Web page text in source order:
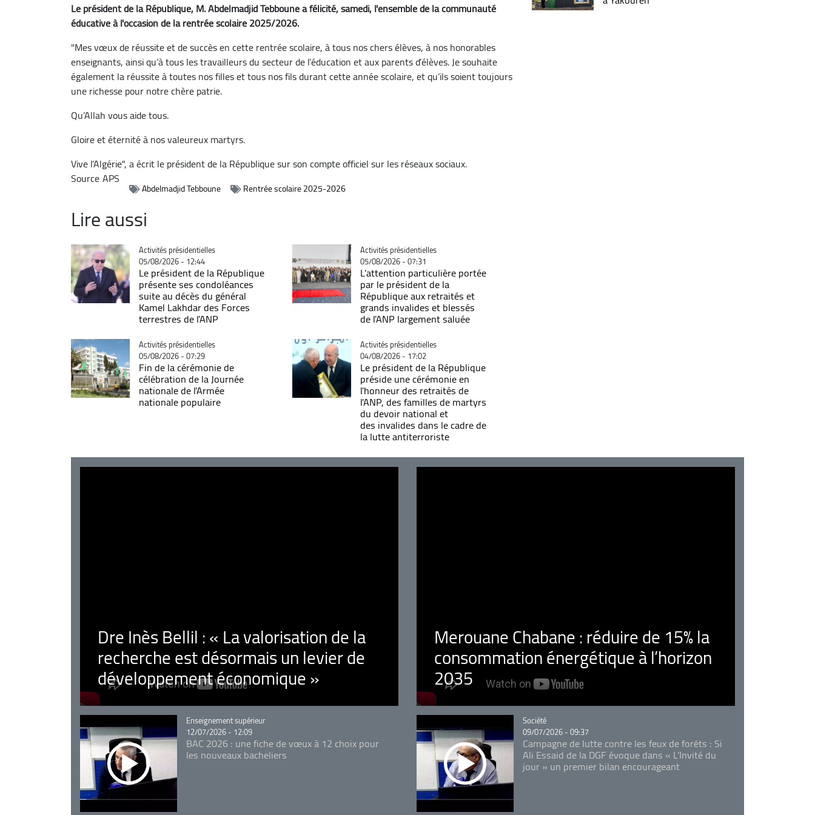
Le président de la République, M. Abdelmadjid Tebboune a félicité, samedi, l'ensemble de la communauté
éducative à l'occasion de la rentrée scolaire 2025/2026.
"Mes vœux de réussite et de succès en cette rentrée scolaire, à tous nos chers élèves, à nos honorables
enseignants, ainsi qu’à tous les travailleurs du secteur de l’éducation et aux parents d’élèves. Je souhaite
également la réussite à toutes nos filles et tous nos fils durant cette année scolaire, et qu’ils soient toujours
une richesse pour notre chère patrie.
Qu’Allah vous aide tous.
Gloire et éternité à nos valeureux martyrs.
Vive l’Algérie", a écrit le président de la République sur son compte officiel sur les réseaux sociaux.
SourceAPS
Abdelmadjid Tebboune Rentrée scolaire 2025-2026
Lire aussi
Catégorie
Activités présidentielles
05/08/2026 - 12:44
Le président de la République
présente ses condoléances
suite au décès du général
Kamel Lakhdar des Forces
terrestres de l'ANP
Catégorie
Activités présidentielles
05/08/2026 - 07:31
L'attention particulière portée
par le président de la
République aux retraités et
grands invalides et blessés
de l'ANP largement saluée
Catégorie
Activités présidentielles
05/08/2026 - 07:29
Fin de la cérémonie de
célébration de la Journée
nationale de l'Armée
nationale populaire
Catégorie
Activités présidentielles
04/08/2026 - 17:02
Le président de la République
préside une cérémonie en
l'honneur des retraités de
l'ANP, des familles de martyrs
du devoir national et
des invalides dans le cadre de
la lutte antiterroriste
Dre Inès Bellil : « La valorisation de la
recherche est désormais un levier de
développement économique »
Merouane Chabane : réduire de 15% la
consommation énergétique à l’horizon
2035
Catégorie
Enseignement supérieur
12/07/2026 - 12:09
BAC 2026 : une fiche de vœux à 12 choix pour
les nouveaux bacheliers
Catégorie
Société
09/07/2026 - 09:37
Campagne de lutte contre les feux de forêts : Si
Ali Essaid de la DGF évoque dans « L'Invité du
jour » un premier bilan encourageant